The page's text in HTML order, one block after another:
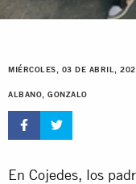
MIÉRCOLES, 03 DE ABRIL,
ALBANO, GONZALO
En Cojedes, los